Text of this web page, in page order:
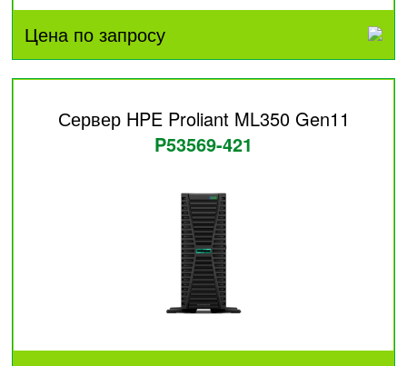
Цена по запросу
Сервер HPE Proliant ML350 Gen11
P53569-421